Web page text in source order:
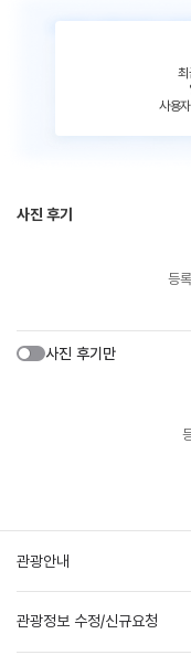
사용
사진 후기
등
사진 후기만
관광안내
관광정보 수정/신규요청